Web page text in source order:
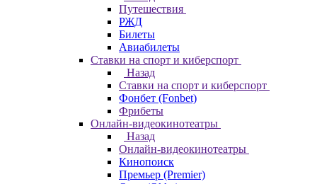
Путешествия
РЖД
Билеты
Авиабилеты
Ставки на спорт и киберспорт
Назад
Ставки на спорт и киберспорт
Фонбет (Fonbet)
Фрибеты
Онлайн-видеокинотеатры
Назад
Онлайн-видеокинотеатры
Кинопоиск
Премьер (Premier)